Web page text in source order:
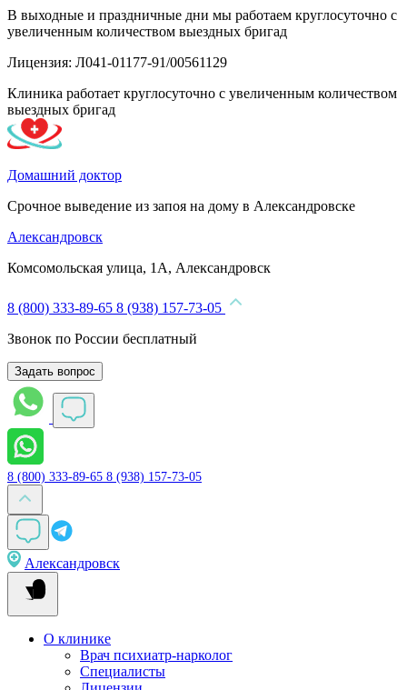
В выходные и праздничные дни мы работаем круглосуточно с
увеличенным количеством выездных бригад
Лицензия: Л041-01177-91/00561129
Клиника работает круглосуточно с увеличенным количеством
выездных бригад
Домашний доктор
Срочное выведение из запоя на дому в Александровске
Александровск
Комсомольская улица, 1А, Александровск
8 (800) 333-89-65 8 (938) 157-73-05
Звонок по России бесплатный
Задать вопрос
8 (800) 333-89-65 8 (938) 157-73-05
Александровск
О клинике
Врач психиатр-нарколог
Специалисты